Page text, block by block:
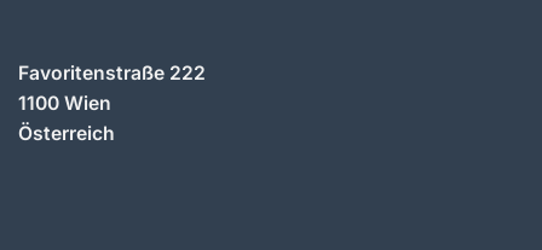
Favoritenstraße 222
1100 Wien
Österreich